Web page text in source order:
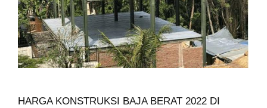
HARGA KONSTRUKSI BAJA BERAT 2022 DI